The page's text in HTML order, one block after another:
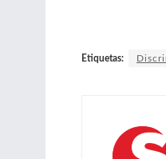
Etiquetas: